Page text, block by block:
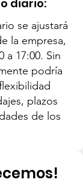
diario:
se ajustará
la empresa,
a 17:00. Sin
podría
plazos
de los